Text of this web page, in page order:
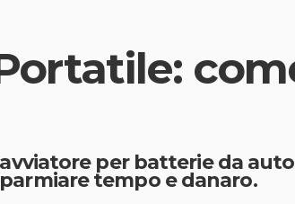
per batterie da
tempo e danaro.